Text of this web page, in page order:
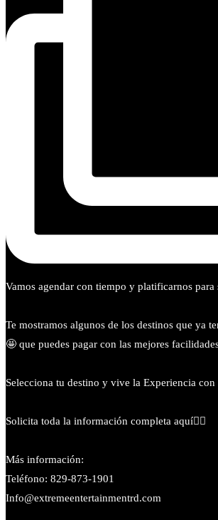
Vamos agendar con tiempo y platificarnos para
Te mostramos algunos de los destinos que ya
🤩 que puedes pagar con las mejores
Selecciona tu destino y vive la Experiencia
Solicita toda la información completa aquí👇🏻
Más información:
Teléfono: 829-873-1901
Info@extremeentertainmentrd.com